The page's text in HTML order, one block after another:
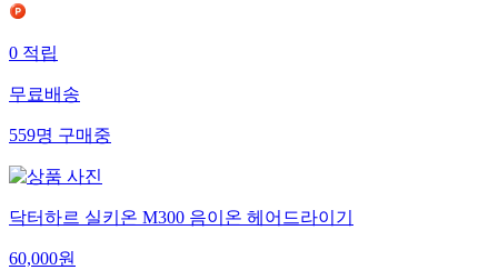
0적립
무료배송
559명구매중
닥터하르 실키온 M300 음이온 헤어드라이기
60,000원